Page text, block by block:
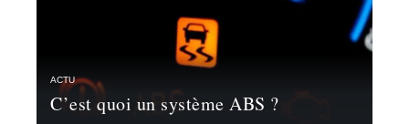
ACTU
C’est quoi un système ABS ?